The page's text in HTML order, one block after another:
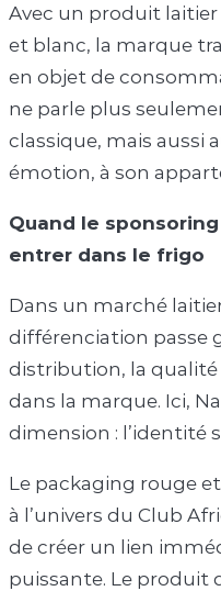
Avec un produit
et blanc, la marque
en objet de
ne parle plus
classique, mais aussi
émotion, à son
Quand le
entrer dans le frigo
Dans un marché
différenciation passe
distribution, la qualité
dans la marque. Ici,
dimension : l’identité
Le packaging rouge
à l’univers du Club
de créer un lien
puissante. Le produit